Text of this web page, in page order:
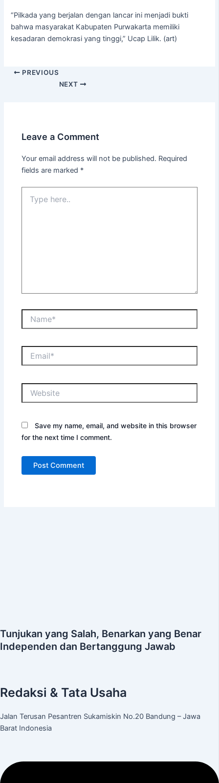
“Pilkada yang berjalan dengan lancar ini menjadi bukti
bahwa masyarakat Kabupaten Purwakarta memiliki
kesadaran demokrasi yang tinggi,” Ucap Lilik. (art)
PREVIOUS
NEXT
Leave a Comment
Your email address will not be published. Required
fields are marked *
here..
Save my name, email, and website in this browser
for the next time I comment.
Tunjukan yang Salah, Benarkan yang Benar
Independen dan Bertanggung Jawab
Redaksi & Tata Usaha
Jalan Terusan Pesantren Sukamiskin No.20 Bandung – Jawa
Barat Indonesia